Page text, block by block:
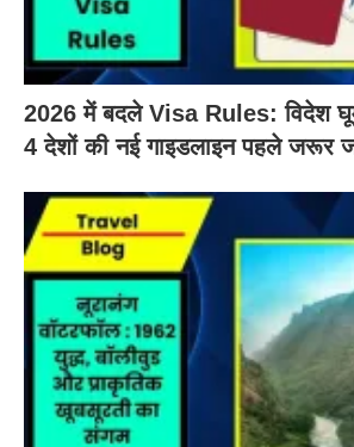
2026 में बदले Visa Rules: विदेश
4 देशों की नई गाइडलाइन पहले जरूर